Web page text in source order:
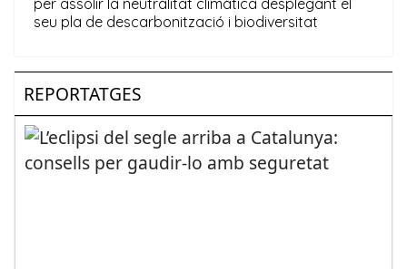
REPORTATGES